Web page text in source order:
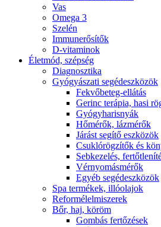
Vas
Omega 3
Szelén
Immunerősítők
D-vitaminok
Életmód, szépség
Diagnosztika
Gyógyászati segédeszközök
Fekvőbeteg-ellátás
Gerinc terápia, hasi
Gyógyharisnyák
Hőmérők, lázmérők
Járást segítő eszközök
Csuklórögzítők és
Sebkezelés,
Vérnyomásmérők
Egyéb segédeszközök
Spa termékek, illóolajok
Reformélelmiszerek
Bőr, haj, köröm
Gombás fertőzések